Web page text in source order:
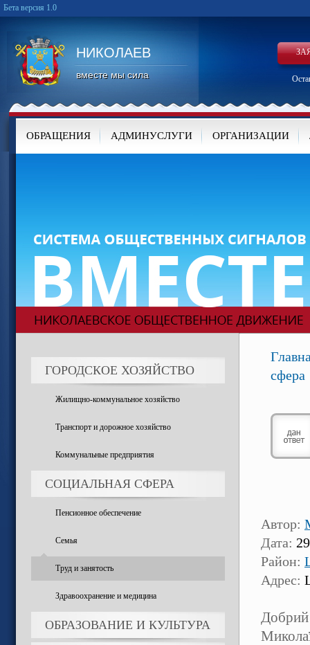
Бета версия 1.0
НИКОЛАЕВ
вместе мы сила
ОБРАЩЕНИЯ АДМИНУСЛУГИ ОРГАНИЗАЦИИ
ГОРОДСКОЕ ХОЗЯЙСТВО
Жилищно-коммунальное хозяйство
Транспорт и дорожное хозяйство
Коммунальные предприятия
СОЦИАЛЬНАЯ СФЕРА
Пенсионное обеспечение
Семья
Труд и занятость
Здравоохранение и медицина
ОБРАЗОВАНИЕ И КУЛЬТУРА
сфера
Автор:
Дата:
Район:
Адрес:
Добрий